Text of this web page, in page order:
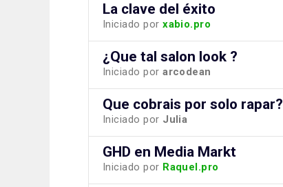
La clave del éxito
Iniciado porxabio.pro
¿Que tal salon look ?
Iniciado porarcodean
Que cobrais por solo rapar?
Iniciado por Julia
GHD en Media Markt
Iniciado por Raquel.pro